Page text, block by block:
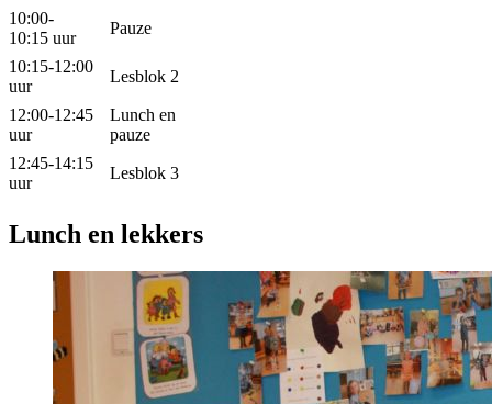
10:00-
10:15 uur
Pauze
10:15-12:00
uur
Lesblok 2
12:00-12:45
uur
Lunch en
pauze
12:45-14:15
uur
Lesblok 3
Lunch en lekkers